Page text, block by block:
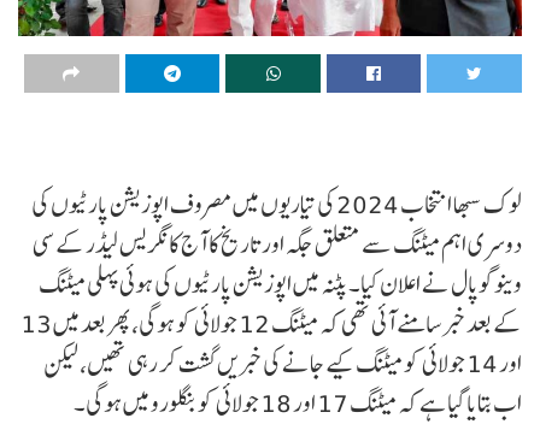
لوک سبھا انتخاب 2024 کی تیاریوں میں مصروف اپوزیشن پارٹیوں کی
دوسری اہم میٹنگ سے متعلق جگہ اور تاریخ کا آج کانگریس لیڈر کے سی
وینوگوپال نے اعلان کیا۔ پٹنہ میں اپوزیشن پارٹیوں کی ہوئی پہلی میٹنگ
کے بعد خبر سامنے آئی تھی کہ میٹنگ 12 جولائی کو ہوگی، پھر بعد میں 13
اور 14 جولائی کو میٹنگ کیے جانے کی خبریں گشت کر رہی تھیں، لیکن
اب بتایا گیا ہے کہ میٹنگ 17 اور 18 جولائی کو بنگلورو میں ہوگی۔